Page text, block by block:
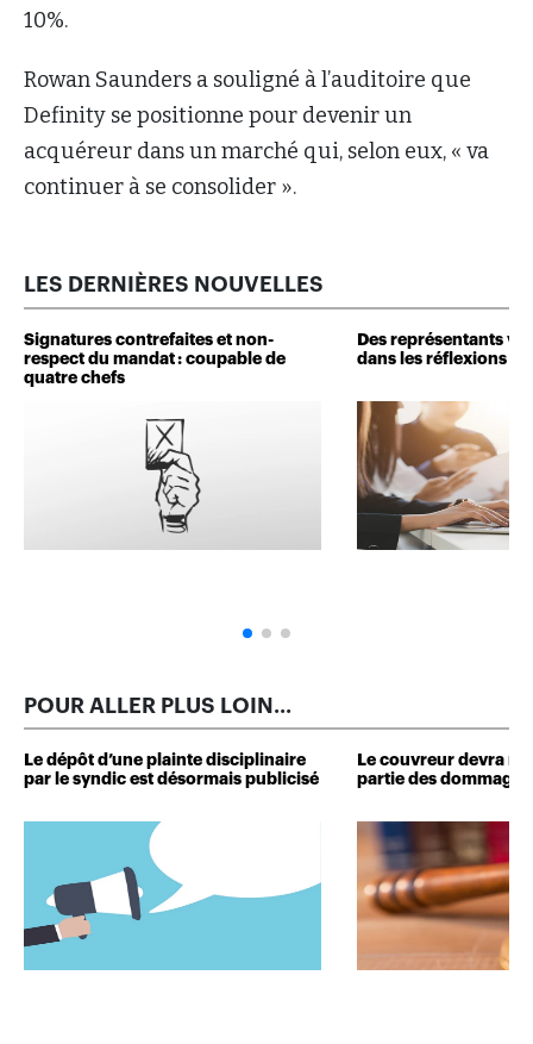
10%.
Rowan Saunders a souligné à l’auditoire que
Definity se positionne pour devenir un
acquéreur dans un marché qui, selon eux, « va
continuer à se consolider ».
LES DERNIÈRES NOUVELLES
Signatures contrefaites et non-
respect du mandat : coupable de
quatre chefs
Des représentants
dans les réflexions de
POUR ALLER PLUS LOIN...
Le dépôt d’une plainte disciplinaire
par le syndic est désormais publicisé
Le couvreur devra
partie des dommages